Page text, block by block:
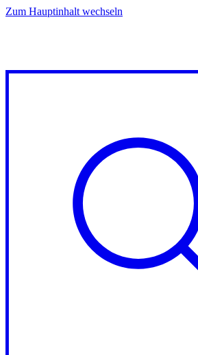
Zum Hauptinhalt wechseln